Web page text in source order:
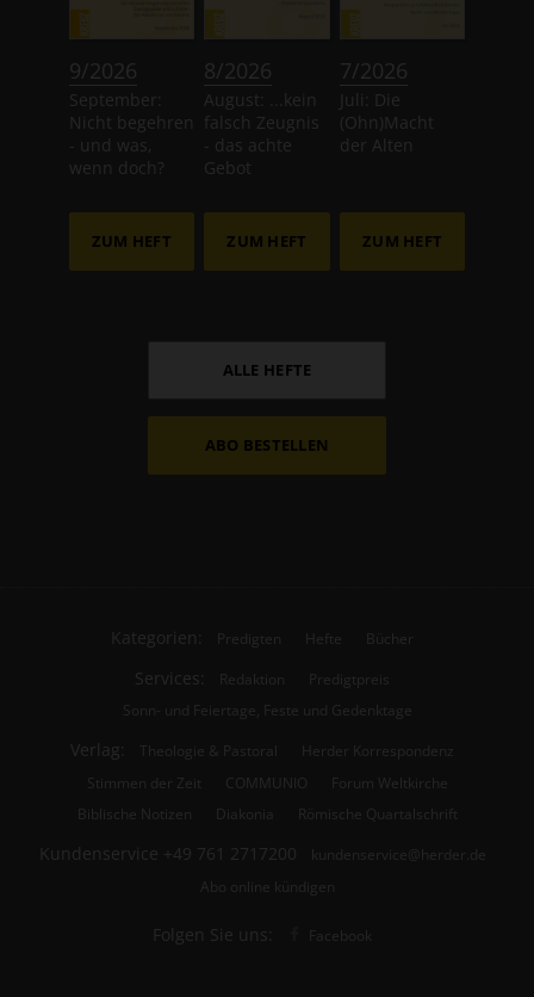
9/2026
September:
Nicht begehren
- und was,
wenn doch?
ZUM HEFT
8/2026
August: ...kein
falsch Zeugnis
- das achte
Gebot
ZUM HEFT
7/2026
Juli: Die
(Ohn)Macht
der Alten
ZUM HEFT
ALLE HEFTE
ABO BESTELLEN
Kategorien: Predigten Hefte Bücher
Services: Redaktion
Predigtpreis
Sonn- und Feiertage, Feste und Gedenktage
Verlag: Theologie & Pastoral
Herder Korrespondenz
Stimmen der Zeit
COMMUNIO
Forum Weltkirche
Biblische Notizen
Diakonia Römische Quartalschrift
Kundenservice +49 761 2717200
kundenservice@herder.de
Abo online kündigen
Folgen Sie uns: Facebook